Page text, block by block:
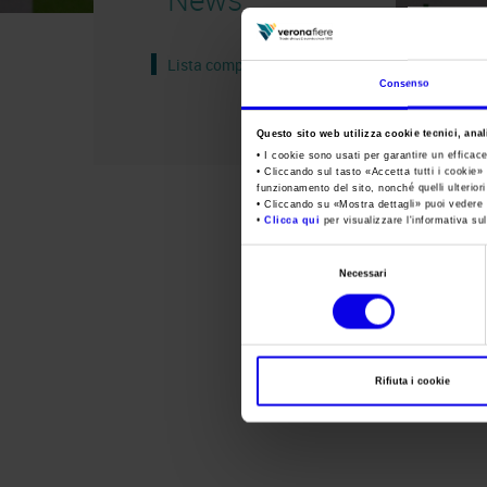
Consenso
Questo sito web utilizza cookie tecnici,
• I cookie sono usati per garantire un
• Cliccando sul tasto «Accetta tutti i cookie»
funzionamento del sito, nonché quelli
• Cliccando su «Mostra dettagli» puoi
•Clicca qui per visualizzare l'informativa
Necessari
Rifiuta i cookie
Lista completa